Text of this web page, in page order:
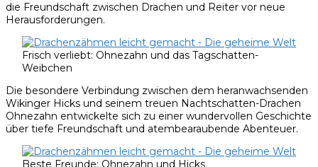
die Freundschaft zwischen Drachen und Reiter vor neue
Herausforderungen.
Frisch verliebt: Ohnezahn und das Tagschatten-
Weibchen
Die besondere Verbindung zwischen dem heranwachsenden
Wikinger Hicks und seinem treuen Nachtschatten-Drachen
Ohnezahn entwickelte sich zu einer wundervollen Geschichte
über tiefe Freundschaft und atembearaubende Abenteuer.
Beste Freunde: Ohnezahn und Hicks